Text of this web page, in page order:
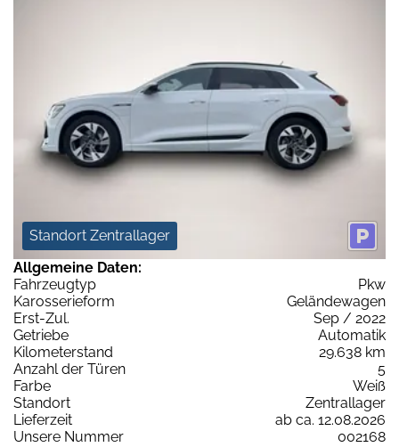
Standort Zentrallager
Allgemeine Daten:
Fahrzeugtyp
Pkw
Karosserieform
Geländewagen
Erst-Zul.
Sep / 2022
Getriebe
Automatik
Kilometerstand
29.638 km
Anzahl der Türen
5
Farbe
Weiß
Standort
Zentrallager
Lieferzeit
ab ca. 12.08.2026
Unsere Nummer
002168